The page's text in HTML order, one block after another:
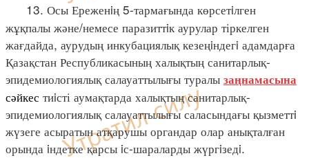
13. Осы Ереженiң 5-тармағында көрсетiлген
жұқпалы және/немесе паразиттiк аурулар тіркелген
жағдайда, аурудың инкубациялық кезеңiндегi адамдарға
Қазақстан Республикасының халықтың санитарлық-
эпидемиологиялық салауаттылығы туралы заңнамасына
сәйкес тиiсті аумақтарда халықтың санитарлық-
эпидемиологиялық салауаттылығы саласындағы қызметтi
жүзеге асыратын атқарушы органдар олар анықталған
орында iндетке қарсы iс-шараларды жүргiзедi.